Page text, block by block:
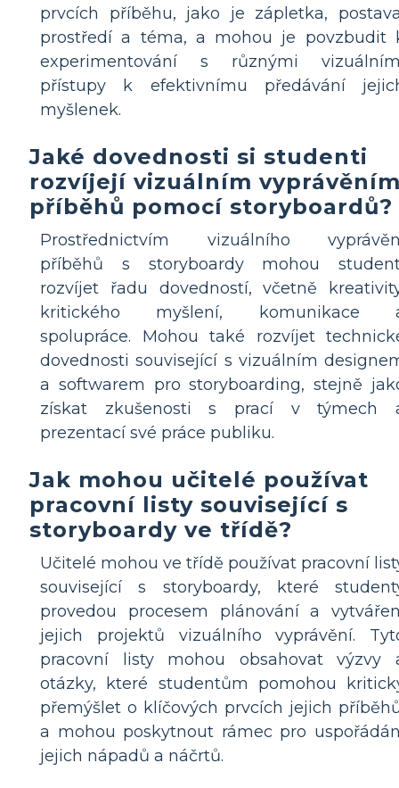
prvcích příběhu, jako je zápletka,
prostředí a téma, a mohou je povzbudit
experimentování s různými
přístupy k efektivnímu předávání
myšlenek.
Jaké dovednosti si studenti
rozvíjejí vizuálním
příběhů pomocí storyboardů?
Prostřednictvím vizuálního
příběhů s storyboardy mohou
rozvíjet řadu dovedností, včetně
kritického myšlení, komunikace
spolupráce. Mohou také rozvíjet
dovednosti související s vizuálním
a softwarem pro storyboarding, stejně
získat zkušenosti s prací v týmech
prezentací své práce publiku.
Jak mohou učitelé používat
pracovní listy související s
storyboardy ve třídě?
Učitelé mohou ve třídě používat pracovní
související s storyboardy, které
provedou procesem plánování a
jejich projektů vizuálního vyprávění.
pracovní listy mohou obsahovat výzvy
otázky, které studentům pomohou
přemýšlet o klíčových prvcích jejich
a mohou poskytnout rámec pro
jejich nápadů a náčrtů.